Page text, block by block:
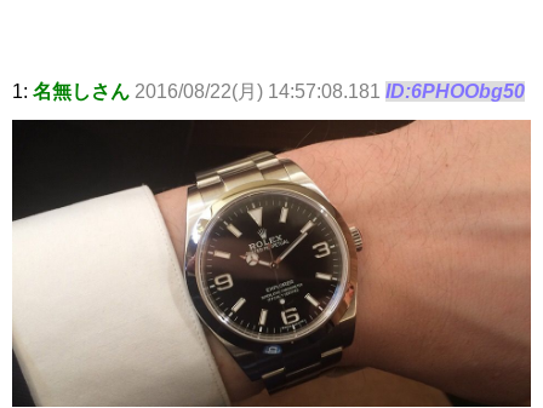
1: 名無しさん 2016/08/22(月) 14:57:08.181 ID:6PHOObg50